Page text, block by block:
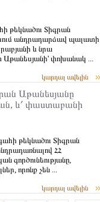
Տիգրան
անդրադարձավ պալատի
և նրա
Աթանեսյանի' փոխանակ ...
կարդալ ավելին
Աթանեսյանը
և՛ փաստաբանի
թեկնածու Տիգրան
ՀՀ
գործունեությանը,
որոնք չեն ...
կարդալ ավելին